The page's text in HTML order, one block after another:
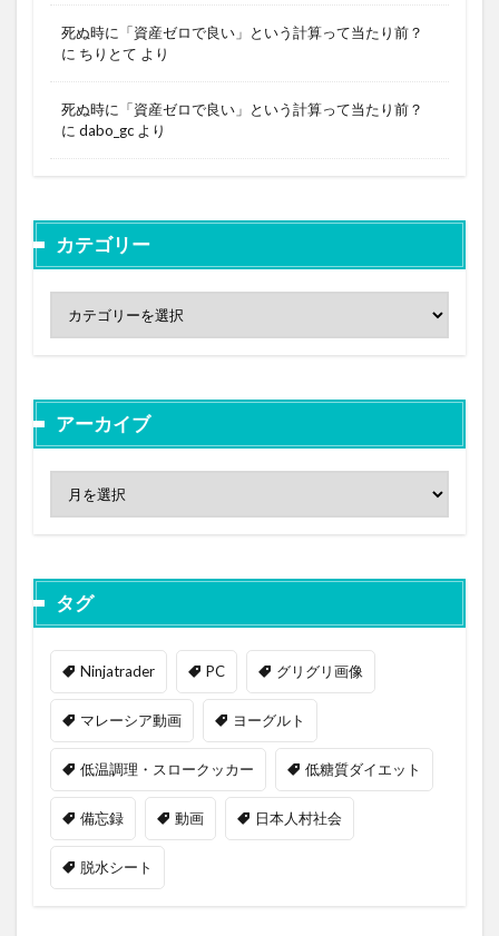
死ぬ時に「資産ゼロで良い」という計算って当たり前？
に ちりとて より
死ぬ時に「資産ゼロで良い」という計算って当たり前？
に dabo_gc より
カテゴリー
アーカイブ
タグ
Ninjatrader PC グリグリ画像
マレーシア動画 ヨーグルト
低温調理・スロークッカー 低糖質ダイエット
備忘録 動画 日本人村社会
脱水シート